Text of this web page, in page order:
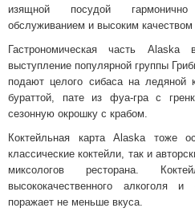
изящной посудой
обслуживанием и высоким качеством
Гастрономическая часть
выступление популярной группы
подают целого сибаса на ледяной
бураттой, пате из фуа-гра с
сезонную окрошку с крабом.
Коктейльная карта Alaska тоже
классические коктейли, так и
миксологов ресторана.
высококачественного алкоголя
поражает не меньше вкуса.